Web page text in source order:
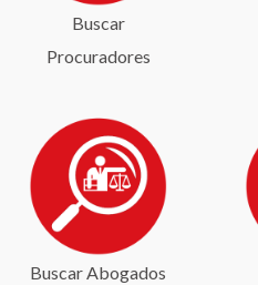
Buscar
Procuradores
Buscar Abogados